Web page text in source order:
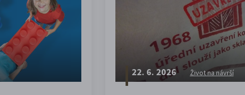
22. 6. 2026 Život na návrší